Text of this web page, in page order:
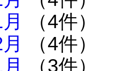
（4件）
（4件）
（3件）